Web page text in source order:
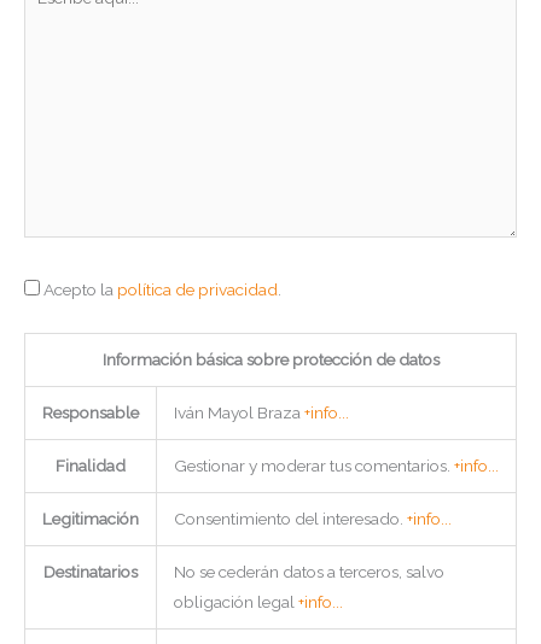
Acepto la política de privacidad
Información básica sobre protección de datos
Responsable Iván Mayol Braza+info...
Finalidad Gestionar y moderar tus comentarios. +info...
Legitimación Consentimiento del interesado. +info...
Destinatarios
No se cederán datos a terceros, salvo
obligación legal+info...